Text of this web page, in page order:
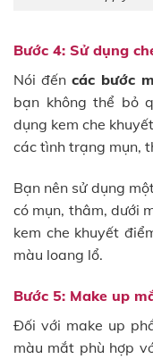
Bước 4: Sử dụng
Nói đến các bước
bạn không thể bỏ
dụng kem che
các tình trạng mụn,
Bạn nên sử dụng
có mụn, thâm, dưới
kem che khuyết
màu loang lổ.
Bước 5: Make up
Đối với make up
màu mắt phù hợp